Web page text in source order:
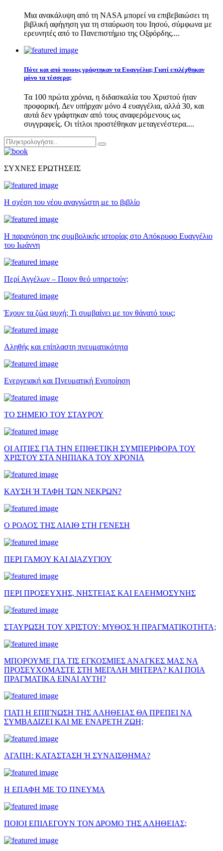
Μια ανακάλυψη από τη NASA μπορεί να επιβεβαιώσει τη
βιβλική αφήγηση για τη σταύρωση του Ιησού, σύμφωνα με
ερευνητές από το Πανεπιστήμιο της Οξφόρδης....
Πότε και από ποιους γράφτηκαν τα Ευαγγέλια; Γιατί επιλέχθηκαν
μόνο τα τέσσερα;
Τα 100 πρώτα χρόνια, η διδασκαλία του Χριστού ήταν
προφορική. Δεν υπήρχαν μόνο 4 ευαγγέλια, αλλά 30, και
αυτά δεν γράφτηκαν από τους αναφερόμενους ως
συγγραφείς. Οι τίτλοι προστέθηκαν μεταγενέστερα....
Search
for:
Αναζήτηση
ΣΥΧΝΕΣ ΕΡΩΤΗΣΕΙΣ
Η σχέση του νέου αναγνώστη με το βιβλίο
Η παρανόηση της συμβολικής ιστορίας στο Απόκρυφο Ευαγγέλιο
του Ιωάννη
Περί Αγγέλων – Ποιον θεό υπηρετούν;
Έχουν τα ζώα ψυχή; Τι συμβαίνει με τον θάνατό τους;
Αληθής και επίπλαστη πνευματικότητα
Ενεργειακή και Πνευματική Ενοποίηση
ΤΟ ΣΗΜΕΙΟ ΤΟΥ ΣΤΑΥΡΟΥ
ΟΙ ΑΙΤΙΕΣ ΓΙΑ ΤΗΝ ΕΠΙΘΕΤΙΚΗ ΣΥΜΠΕΡΙΦΟΡΑ ΤΟΥ
ΧΡΙΣΤΟΥ ΣΤΑ ΝΗΠΙΑΚΑ ΤΟΥ ΧΡΟΝΙΑ
ΚΑΥΣΗ Ή ΤΑΦΗ ΤΩΝ ΝΕΚΡΩΝ?
Ο ΡΟΛΟΣ ΤΗΣ ΛΙΛΙΘ ΣΤΗ ΓΕΝΕΣΗ
ΠΕΡΙ ΓΑΜΟΥ ΚΑΙ ΔΙΑΖΥΓΙΟΥ
ΠΕΡΙ ΠΡΟΣΕΥΧΗΣ, ΝΗΣΤΕΙΑΣ ΚΑΙ ΕΛΕΗΜΟΣΥΝΗΣ
ΣΤΑΥΡΩΣΗ ΤΟΥ ΧΡΙΣΤΟΥ: ΜΥΘΟΣ Ή ΠΡΑΓΜΑΤΙΚΟΤΗΤΑ;
ΜΠΟΡΟΥΜΕ ΓΙΑ ΤΙΣ ΕΓΚΟΣΜΙΕΣ ΑΝΑΓΚΕΣ ΜΑΣ ΝΑ
ΠΡΟΣΕΥΧΟΜΑΣΤΕ ΣΤΗ ΜΕΓΑΛΗ ΜΗΤΕΡΑ? ΚΑΙ ΠΟΙΑ
ΠΡΑΓΜΑΤΙΚΑ ΕΙΝΑΙ ΑΥΤΗ?
ΓΙΑΤΙ Η ΕΠΙΓΝΩΣΗ ΤΗΣ ΑΛΗΘΕΙΑΣ ΘΑ ΠΡΕΠΕΙ ΝΑ
ΣΥΜΒΑΔΙΖΕΙ ΚΑΙ ΜΕ ΕΝΑΡΕΤΗ ΖΩΗ;
ΑΓΑΠΗ: ΚΑΤΑΣΤΑΣΗ Ή ΣΥΝΑΙΣΘΗΜΑ?
Η ΕΠΑΦΗ ΜΕ ΤΟ ΠΝΕΥΜΑ
ΠΟΙΟΙ ΕΠΙΛΕΓΟΥΝ ΤΟΝ ΔΡΟΜΟ ΤΗΣ ΑΛΗΘΕΙΑΣ;